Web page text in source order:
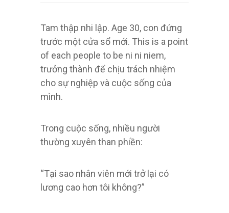
Tam thập nhi lập. Age 30, con đứng
trước một cửa sổ mới. This is a point
of each people to be ni ni niem,
trưởng thành để chịu trách nhiệm
cho sự nghiệp và cuộc sống của
mình.
Trong cuộc sống, nhiều người
thường xuyên than phiền:
“Tại sao nhân viên mới trở lại có
lương cao hơn tôi không?”